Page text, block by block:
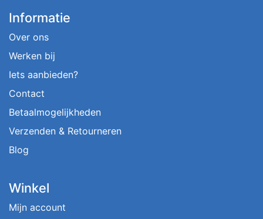
Informatie
Over ons
Werken bij
Iets aanbieden?
Contact
Betaalmogelijkheden
Verzenden & Retourneren
Blog
Winkel
Mijn account